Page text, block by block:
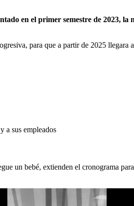
en el primer semestre de
para que a partir de 2025 llegara
a sus empleados
un bebé, extienden el cronograma